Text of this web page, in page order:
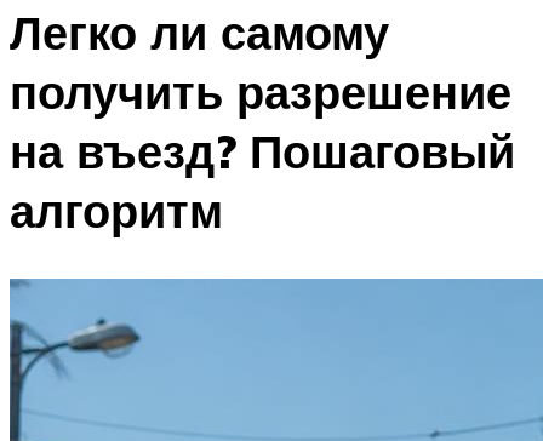
Легко ли самому
получить разрешение
на въезд? Пошаговый
алгоритм